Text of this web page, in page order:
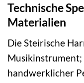
Technische
Materialien
Die Steirische
Musikinstrument;
handwerklicher